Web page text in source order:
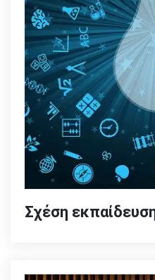
Σχέση